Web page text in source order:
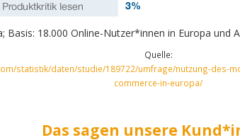
Basis: 18.000 Online-Nutzer*innen in Europa und
Quelle:
statistik/daten/studie/189722/umfrage/nutzung-des-
commerce-in-europa/
Das sagen unsere